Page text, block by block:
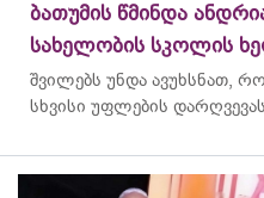
ბათუმის წმინდა
სახელობის სკოლის
შვილებს უნდა ავუხსნათ,
სხვისი უფლების